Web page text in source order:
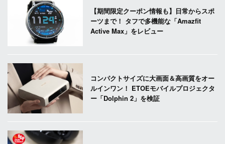
【期間限定クーポン情報も】日常からスポ
ーツまで！ タフで多機能な「Amazfit
Active Max」をレビュー
コンパクトサイズに大画面＆高画質をオー
ルインワン！ ETOEモバイルプロジェクタ
ー「Dolphin 2」を検証